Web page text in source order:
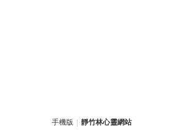
手機版 靜竹林心靈網站